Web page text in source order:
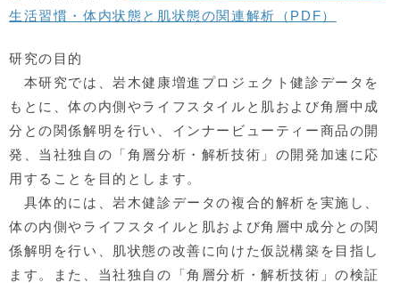
生活習慣・体内状態と肌状態の関連解析（PDF）
研究の目的
本研究では、岩木健康増進プロジェクト健診データを
もとに、体の内側やライフスタイルと肌および角層中成
分との関係解明を行い、インナービューティー商品の開
発、当社独自の「角層分析・解析技術」の開発加速に応
用することを目的とします。
具体的には、岩木健診データの複合的解析を実施し、
体の内側やライフスタイルと肌および角層中成分との関
係解明を行い、肌状態の改善に向けた仮説構築を目指し
ます。また、当社独自の「角層分析・解析技術」の検証